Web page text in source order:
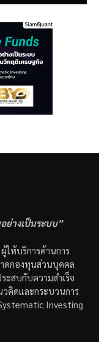
ย่างเป็นระบบ”
ให้บริการด้านการ
ดกองทุนส่วนบุคคล
ะสบกับความสำเร็จ
วคิดและกระบวนการ
Investing